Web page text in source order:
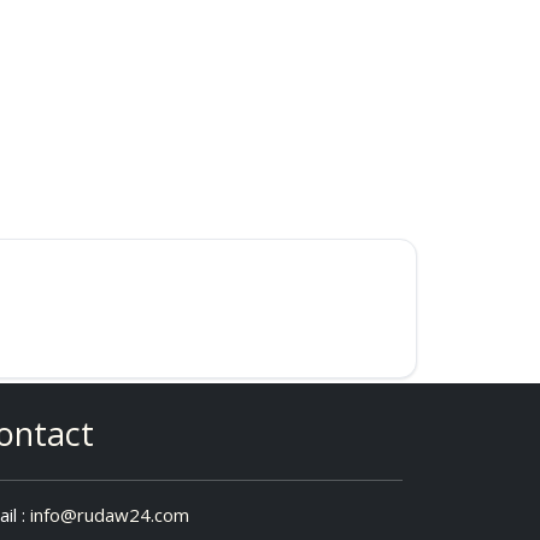
: info@rudaw24.com